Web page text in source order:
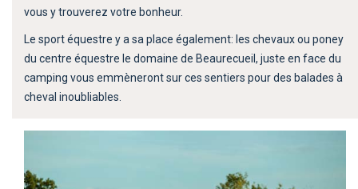
vous y trouverez votre bonheur.
Le sport équestre y a sa place également: les chevaux ou poney
du centre équestre le domaine de Beaurecueil, juste en face du
camping vous emmèneront sur ces sentiers pour des balades à
cheval inoubliables.